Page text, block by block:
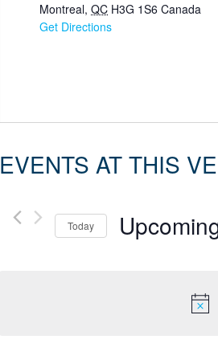
Montreal, QC H3G 1S6 Canada
Get Directions
EVENTS AT THIS
Today